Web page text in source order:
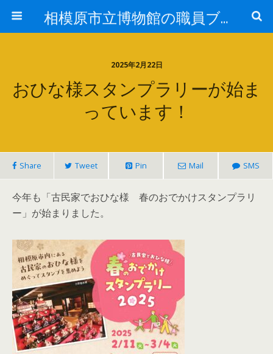
相模原市立博物館の職員ブログ
2025年2月22日
おひな様スタンプラリーが始ま
っています！
Share Tweet Pin Mail SMS
今年も「古民家でおひな様 春のおでかけスタンプラリ
ー」が始まりました。